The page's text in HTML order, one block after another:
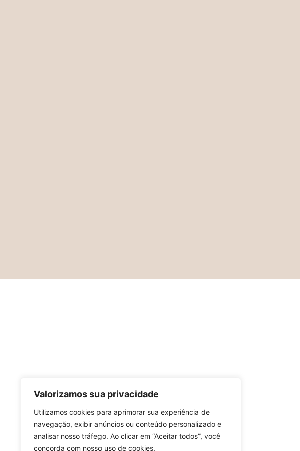
Valorizamos sua privacidade
Utilizamos cookies para aprimorar sua experiência de
navegação, exibir anúncios ou conteúdo personalizado e
analisar nosso tráfego. Ao clicar em “Aceitar todos”, você
concorda com nosso uso de cookies.